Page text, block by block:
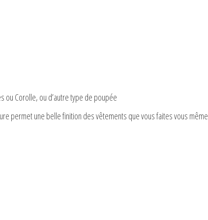
ou Corolle, ou d’autre type de poupée
permet une belle finition des vêtements que vous faites vous même